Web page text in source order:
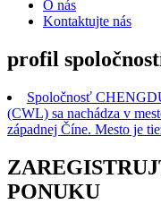
O nás
Kontaktujte nás
profil
Spoločnosť
(CWL) sa nachádza v
západnej Číne. Mesto je
PONUKU